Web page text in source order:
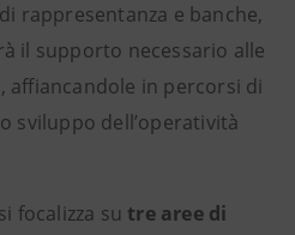
rappresentanza e banche,
il supporto necessario alle
affiancandole in percorsi di
sviluppo dell’operatività
focalizza su tre aree di